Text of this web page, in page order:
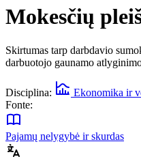
Mokesčių
Skirtumas tarp darbdavio
darbuotojo gaunamo
Disciplina:
Ekonomika ir
Fonte:
Pajamų nelygybė ir skurdas